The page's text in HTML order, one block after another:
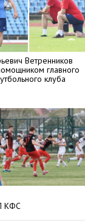
Ветренников
главного
клуба
КФС